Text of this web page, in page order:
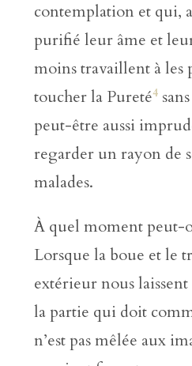
contemplation et qui,
purifié leur âme et
moins travaillent à les
toucher la Pureté4
peut-être aussi
regarder un rayon de
malades.
À quel moment peut-
Lorsque la boue et le
extérieur nous
la partie qui doit
n’est pas mêlée aux